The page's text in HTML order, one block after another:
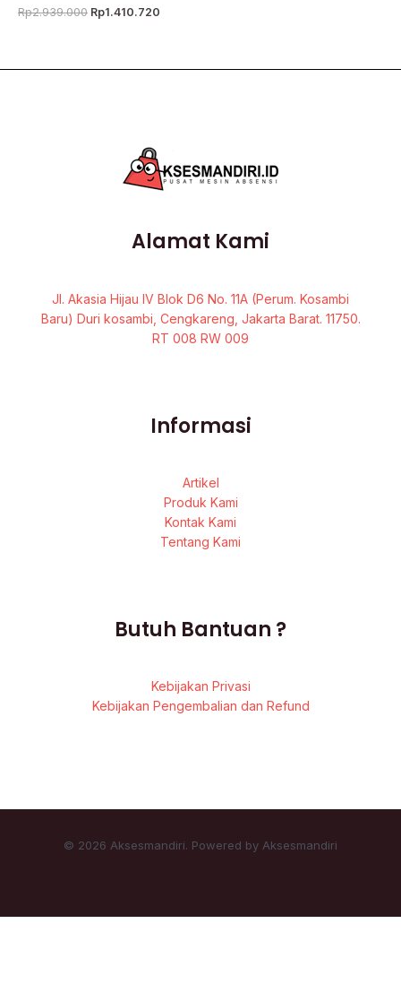
Rp2.939.000 Rp1.410.720
Alamat Kami
Jl. Akasia Hijau IV Blok D6 No. 11A (Perum. Kosambi
Baru) Duri kosambi, Cengkareng, Jakarta Barat. 11750.
RT 008 RW 009
Informasi
Artikel
Produk Kami
Kontak Kami
Tentang Kami
Butuh Bantuan ?
Kebijakan Privasi
Kebijakan Pengembalian dan Refund
© 2026 Aksesmandiri. Powered by Aksesmandiri